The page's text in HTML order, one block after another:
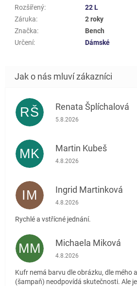
Rozšířený:
22 L
Záruka:
2 roky
Značka:
Bench
Určení: Dámské
RŠ Renata Šplíchalová
Hodnocení obchodu je 5 z 5
5.8.2026
MK Martin Kubeš
Hodnocení obchodu je 5 z 5
4.8.2026
IM Ingrid Martinková
Hodnocení obchodu je 5 z 5
4.8.2026
Rychlé a vstřícné jednání.
MM Michaela Miková
Hodnocení obchodu je 5 z 5
4.8.2026
Kufr nemá barvu dle obrázku, dle mého
(šampaň) neodpovídá skutečnosti. Ale